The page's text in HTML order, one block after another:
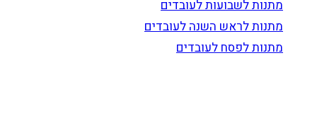
מתנות לשבועות לעובדים
מתנות לראש השנה לעובדים
מתנות לפסח לעובדים